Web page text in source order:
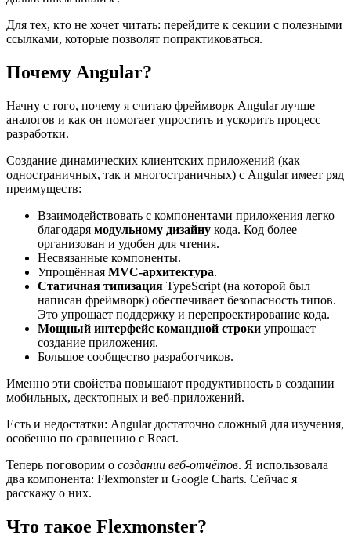
Для тех, кто не хочет читать: перейдите к секции с полезными
ссылками, которые позволят попрактиковаться.
Почему Angular?
Начну с того, почему я считаю фреймворк Angular лучше
аналогов и как он помогает упростить и ускорить процесс
разработки.
Создание динамических клиентских приложений (как
одностраничных, так и многостраничных) с Angular имеет ряд
преимуществ:
Взаимодействовать с компонентами приложения легко
благодаря модульному дизайну кода. Код более
организован и удобен для чтения.
Несвязанные компоненты.
Упрощённая MVC-архитектура.
Статичная типизация TypeScript (на которой был
написан фреймворк) обеспечивает безопасность типов.
Это упрощает поддержку и перепроектирование кода.
Мощный интерфейс командной строки упрощает
создание приложения.
Большое сообщество разработчиков.
Именно эти свойства повышают продуктивность в создании
мобильных, десктопных и веб-приложений.
Есть и недостатки: Angular достаточно сложный для изучения,
особенно по сравнению с React.
Теперь поговорим о создании веб-отчётов. Я использовала
два компонента: Flexmonster и Google Charts. Сейчас я
расскажу о них.
Что такое Flexmonster?